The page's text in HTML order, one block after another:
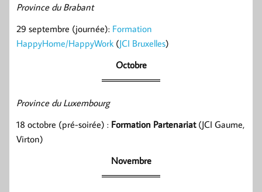
Province du Brabant
29 septembre (journée): Formation
HappyHome/HappyWork (JCI Bruxelles)
Octobre
Province du Luxembourg
18 octobre (pré-soirée) : Formation Partenariat(JCI Gaume,
Virton)
Novembre